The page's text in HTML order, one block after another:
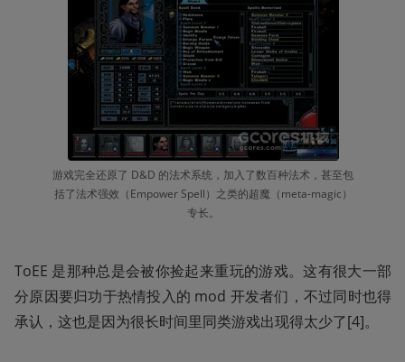
游戏完全还原了 D&D 的法术系统，加入了数百种法术，甚至包
括了法术强效（Empower Spell）之类的超魔（meta-magic）
专长。
ToEE 是那种总是会被你捡起来重玩的游戏。这有很大一部
分原因要归功于热情投入的 mod 开发者们，不过同时也得
承认，这也是因为很长时间里同类游戏出现得太少了[4]。